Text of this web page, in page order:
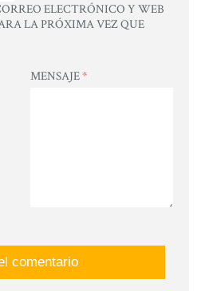
ELECTRÓNICO Y WEB
LA PRÓXIMA VEZ QUE
MENSAJE*